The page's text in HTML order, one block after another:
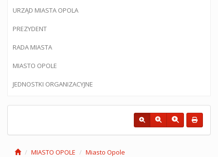
URZĄD MIASTA OPOLA
PREZYDENT
RADA MIASTA
MIASTO OPOLE
JEDNOSTKI ORGANIZACYJNE
MIASTO OPOLE
Miasto Opole